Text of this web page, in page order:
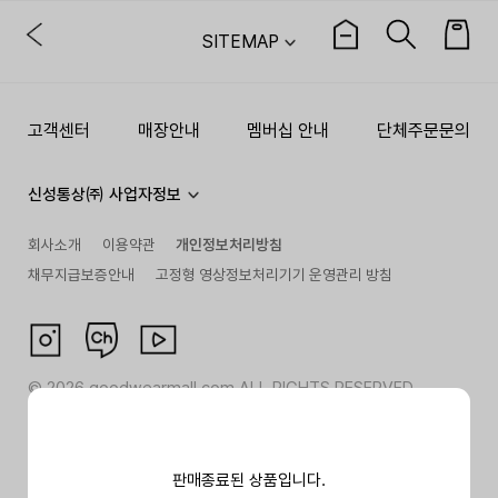
판매종료된 상품입니다.
SITEMAP
고객센터 매장안내 멤버십 안내 단체주문문의
신성통상㈜ 사업자정보
회사소개 이용약관
개인정보처리방침
채무지급보증안내
고정형 영상정보처리기기 운영관리 방침
©2026goodwearmall.com ALL RIGHTS RESERVED